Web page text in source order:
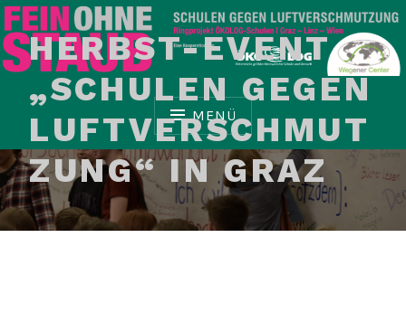
Z
u
m
l
t
s
p
MENÜ
FEIN OHNE STAUB
Schulen gegen Luftverschmutzung
HERBST-EVENT
„SCHULEN GEGEN
LUFTVERSCHMUT
ZUNG“ IN GRAZ